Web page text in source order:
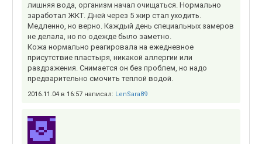
лишняя вода, организм начал очищаться. Нормально
заработал ЖКТ. Дней через 5 жир стал уходить.
Медленно, но верно. Каждый день специальных замеров
не делала, но по одежде было заметно.
Кожа нормально реагировала на ежедневное
присутствие пластыря, никакой аллергии или
раздражения. Снимается он без проблем, но надо
предварительно смочить теплой водой.
2016.11.04 в 16:57 написал: LenSara89